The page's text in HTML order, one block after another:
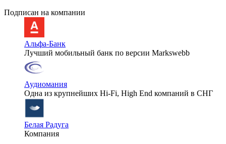
Подписан на компании
Альфа-Банк
Лучший мобильный банк по версии Markswebb
Аудиомания
Одна из крупнейших Hi-Fi, High End компаний в СНГ
Белая Радуга
Компания